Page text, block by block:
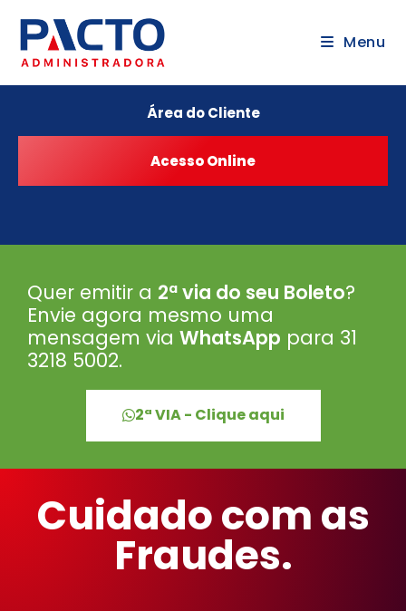
Menu
Área do Cliente
Quer emitir a 2ª via do seu Boleto?
Envie agora mesmo uma
mensagem via WhatsApp para 31
3218 5002.
2ª VIA - Clique aqui
Cuidado com as
Fraudes.